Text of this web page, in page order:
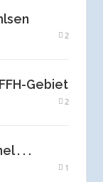
2
Gebiet
2
. . .
1